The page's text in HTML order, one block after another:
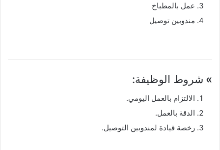
عمل بالمطباخ
مندوبين توصيل
» شروط الوظيفة:
الالتزام بالعمل اليومي.
الدقة بالعمل.
رخصة قيادة لمندوبين التوصيل.